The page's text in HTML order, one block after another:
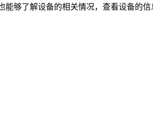
够了解设备的相关情况，查看设备的信